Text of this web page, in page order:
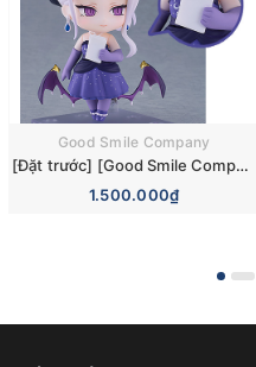
Good Smile Company
[Đặt trước] [Good Smile Company] Mô hình nhân vật Blue Archive Nendoroid 3110 Hina Sorasaki Dress Basic Figure (+Bonus)
1.500.000₫